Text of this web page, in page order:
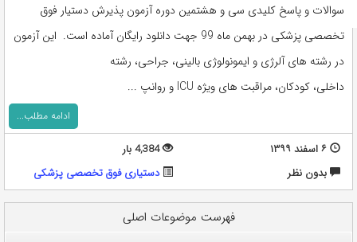
سوالات و پاسخ کلیدی سی و هشتمین دوره آزمون پذیرش دستیار فوق
تخصصی پزشکی در بهمن ماه 99 جهت دانلود رایگان آماده است. این آزمون
در رشته های آلرژی و ایمونولوژی بالینی، جراحی، رشته
داخلی، کودکان، مراقبت های ویژه ICU و روانپ ...
ادامه مطلب...
۶ اسفند ۱۳۹۹
4,384 بار
بدون نظر
دستیاری فوق تخصصی پزشکی
فهرست موضوعات اصلی